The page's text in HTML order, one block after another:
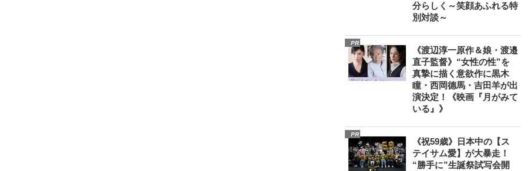
分らしく～笑顔あふれる特
別対談～
PR
《渡辺淳一原作＆娘・渡邉
直子監督》“女性の性”を
真摯に描く意欲作に黒木
瞳・西岡德馬・吉田羊が出
演決定！《映画『月がみて
いる』》
PR
《祝59歳》日本中の【ス
テイサム愛】が大暴走！
“勝手に”生誕祭試写会開